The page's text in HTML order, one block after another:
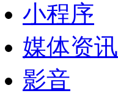
小程序
媒体资讯
影音